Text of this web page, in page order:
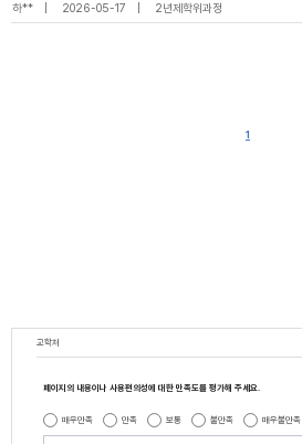
하** 2026-05-17 2년제학위과정
1
교학처
페이지의 내용이나 사용편의성에 대한 만족도를 평가해 주세요.
매우만족 만족 보통 불만족 매우불만족